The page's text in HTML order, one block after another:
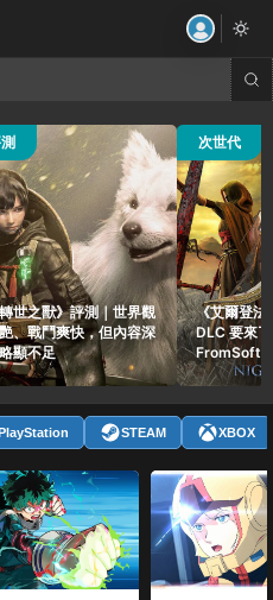
世之獸》評測｜世界觀
、戰鬥爽快，但內容深
顯不足
觀看 次世代
《艾爾登法
DLC 要來
貼文引爆玩
52 觀看
STEAM XBOX